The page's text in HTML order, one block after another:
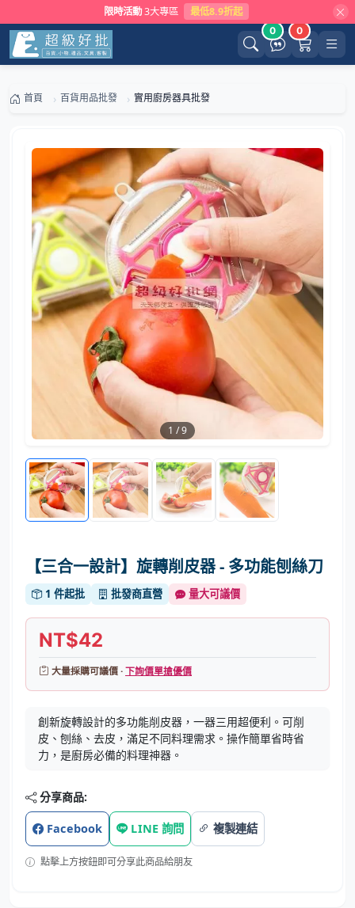
限時活動 3大專區 最低8.9折起
0 0
首頁 百貨用品批發 實用廚房器具批發
1 /9
【三合一設計】旋轉削皮器 - 多功能刨絲刀
1 件起批 批發商直營 量大可議價
NT$42
大量採購可議價 ·下詢價單搶優價
創新旋轉設計的多功能削皮器，一器三用超便利。可削
皮、刨絲、去皮，滿足不同料理需求。操作簡單省時省
力，是廚房必備的料理神器。
分享商品:
Facebook LINE 詢問 複製連結
點擊上方按鈕即可分享此商品給朋友